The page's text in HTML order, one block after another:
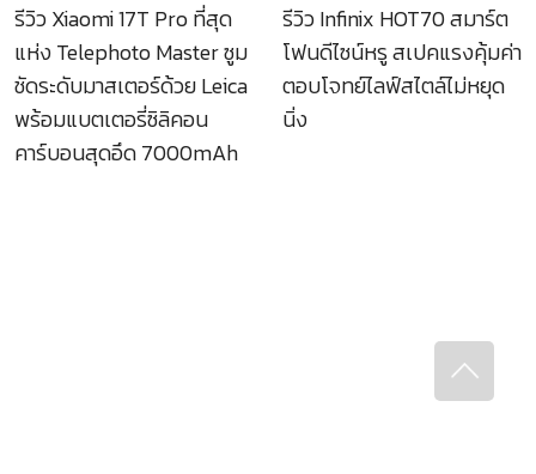
รีวิว Xiaomi 17T Pro ที่สุด
แห่ง Telephoto Master ซูม
ชัดระดับมาสเตอร์ด้วย Leica
พร้อมแบตเตอรี่ซิลิคอน
คาร์บอนสุดอึด 7000mAh
รีวิว Infinix HOT70 สมาร์ต
โฟนดีไซน์หรู สเปคแรงคุ้มค่า
ตอบโจทย์ไลฟ์สไตล์ไม่หยุด
นิ่ง